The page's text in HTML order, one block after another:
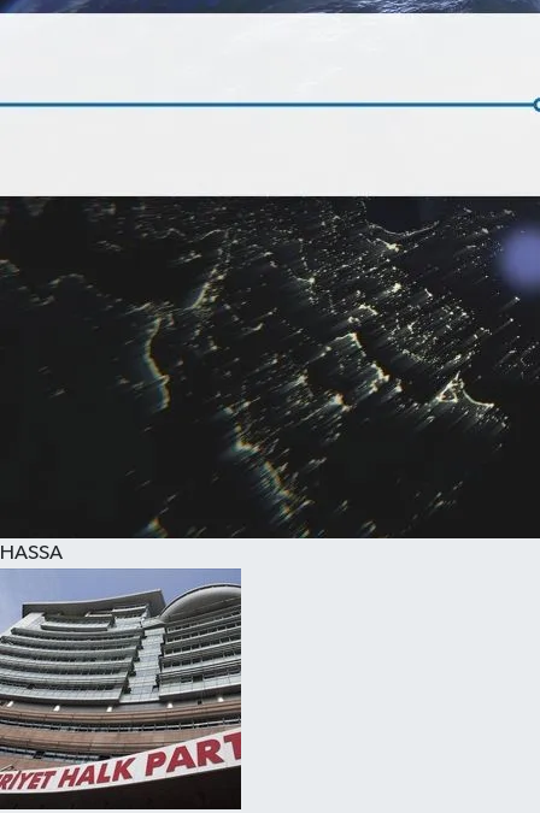
HASSA